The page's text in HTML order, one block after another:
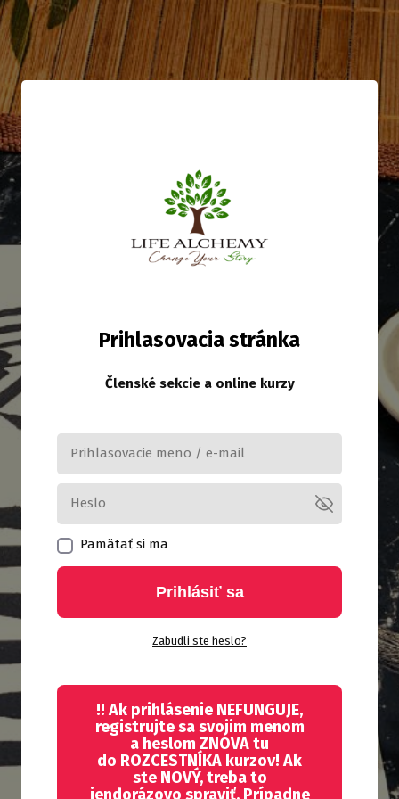
Prihlasovacia stránka
Členské sekcie a online kurzy
Pamätať si ma
Prihlásiť sa
Zabudli ste heslo?
!! Ak prihlásenie NEFUNGUJE,
registrujte sa svojim menom
a heslom ZNOVA tu
do ROZCESTNÍKA kurzov! Ak
ste NOVÝ, treba to
jendorázovo spraviť. Prípadne